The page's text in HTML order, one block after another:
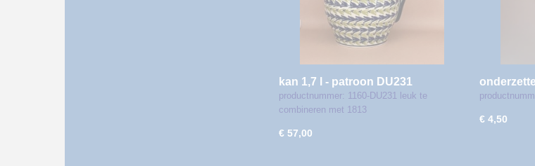
kan 1,7 l - patroon DU231
productnummer: 1160-DU231 leuk te
combineren met 1813
€ 57,00
D42
€ 4,50